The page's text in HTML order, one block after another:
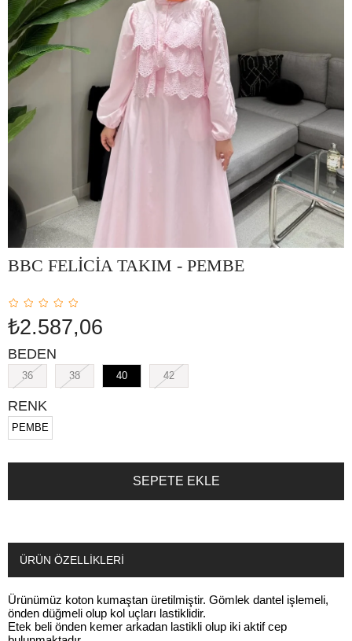
BBC FELİCİA TAKIM - PEMBE
₺2.587,06
BEDEN
36 38 40 42
RENK
PEMBE
ÜRÜN ÖZELLIKLERI
Ürünümüz koton kumaştan üretilmiştir. Gömlek dantel işlemeli,
önden düğmeli olup kol uçları lastiklidir.
Etek beli önden kemer arkadan lastikli olup iki aktif cep